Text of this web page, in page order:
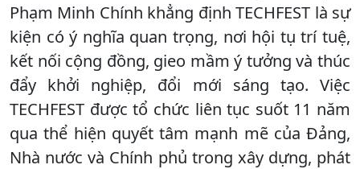
Phạm Minh Chính khẳng định TECHFEST là sự
kiện có ý nghĩa quan trọng, nơi hội tụ trí tuệ,
kết nối cộng đồng, gieo mầm ý tưởng và thúc
đẩy khởi nghiệp, đổi mới sáng tạo. Việc
TECHFEST được tổ chức liên tục suốt 11 năm
qua thể hiện quyết tâm mạnh mẽ của Đảng,
Nhà nước và Chính phủ trong xây dựng, phát